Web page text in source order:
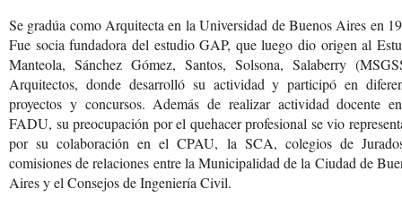
Se gradúa como Arquitecta en la Universidad de Buenos Aires en
Fue socia fundadora del estudio GAP, que luego dio origen al
Manteola, Sánchez Gómez, Santos, Solsona, Salaberry
Arquitectos, donde desarrolló su actividad y participó en
proyectos y concursos. Además de realizar actividad docente
FADU, su preocupación por el quehacer profesional se vio
por su colaboración en el CPAU, la SCA, colegios de
comisiones de relaciones entre la Municipalidad de la Ciudad de
Aires y el Consejos de Ingeniería Civil.